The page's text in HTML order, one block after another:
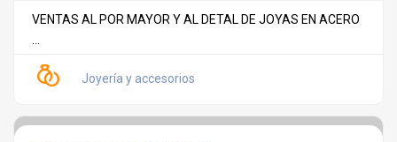
VENTAS AL POR MAYOR Y AL DETAL DE JOYAS EN ACERO
Joyería y accesorios